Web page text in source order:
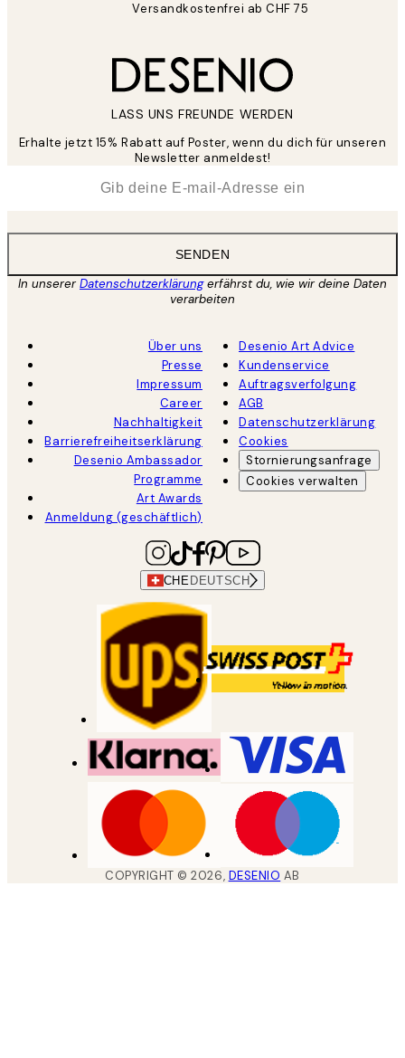
Versandkostenfrei ab CHF 75
LASS UNS FREUNDE WERDEN
Erhalte jetzt 15% Rabatt auf Poster, wenn du dich für unseren
Newsletter anmeldest!
SENDEN
In unsererDatenschutzerklärungerfährst du, wie wir deine Daten
verarbeiten
Über uns
Presse
Impressum
Career
Nachhaltigkeit
Barrierefreiheitserklärung
Desenio Ambassador
Programme
Art Awards
Anmeldung (geschäftlich)
Desenio Art Advice
Kundenservice
Auftragsverfolgung
AGB
Datenschutzerklärung
Cookies
Stornierungsanfrage
Cookies verwalten
CHE DEUTSCH
COPYRIGHT ©2026, DESENIO AB